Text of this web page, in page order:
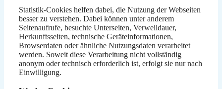
Statistik-Cookies helfen dabei, die Nutzung der Webseiten
besser zu verstehen. Dabei können unter anderem
Seitenaufrufe, besuchte Unterseiten, Verweildauer,
Herkunftsseiten, technische Geräteinformationen,
Browserdaten oder ähnliche Nutzungsdaten verarbeitet
werden. Soweit diese Verarbeitung nicht vollständig
anonym oder technisch erforderlich ist, erfolgt sie nur nach
Einwilligung.